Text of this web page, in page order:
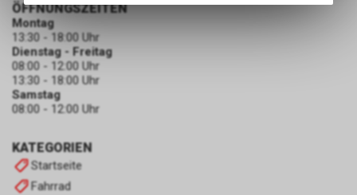
KATEGORIEN
Startseite
Fahrrad
ÖFFNUNGSZEITEN
Montag
13:30 - 18:00 Uhr
Dienstag - Freitag
08:00 - 12:00 Uhr
13:30 - 18:00 Uhr
Samstag
08:00 - 12:00 Uhr